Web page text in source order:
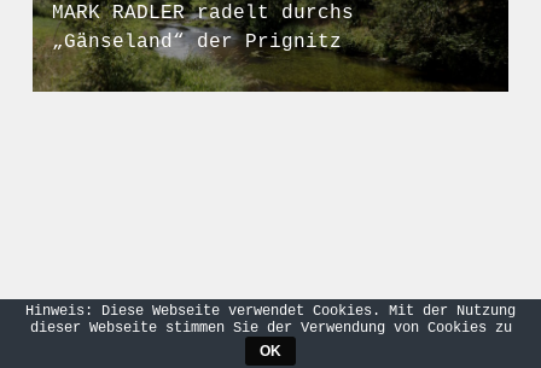
MARK RADLER radelt durchs
„Gänseland“ der Prignitz
Hinweis: Diese Webseite verwendet Cookies. Mit der Nutzung
dieser Webseite stimmen Sie der Verwendung von Cookies zu
OK